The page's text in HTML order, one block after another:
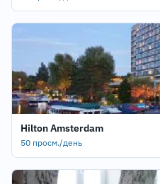
Hilton Amsterdam
50 просм./день